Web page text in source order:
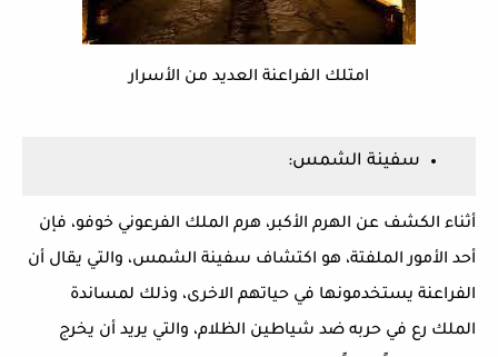
امتلك الفراعنة العديد من الأسرار
سفينة الشمس:
أثناء الكشف عن الهرم الأكبر، هرم الملك الفرعوني خوفو، فإن
أحد الأمور الملفتة، هو اكتشاف سفينة الشمس، والتي يقال أن
الفراعنة يستخدمونها في حياتهم الاخرى، وذلك لمساندة
الملك رع في حربه ضد شياطين الظلام، والتي يريد أن يخرج